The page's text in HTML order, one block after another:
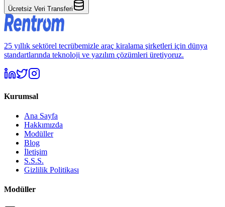
Ücretsiz Veri Transferi
25 yıllık sektörel tecrübemizle araç kiralama şirketleri için dünya
standartlarında teknoloji ve yazılım çözümleri üretiyoruz.
Kurumsal
Ana Sayfa
Hakkımızda
Modüller
Blog
İletişim
S.S.S.
Gizlilik Politikası
Modüller